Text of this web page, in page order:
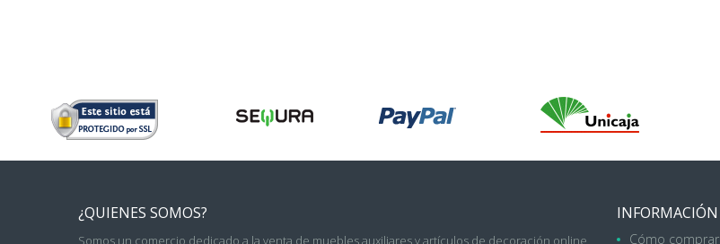
¿QUIENES SOMOS?
Somos un comercio dedicado a la venta de muebles auxiliares y artículos de decoración online
INFORMACIÓN
Cómo comprar